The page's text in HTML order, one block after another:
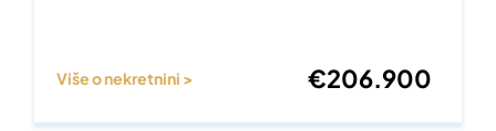
Više o nekretnini > €206.900